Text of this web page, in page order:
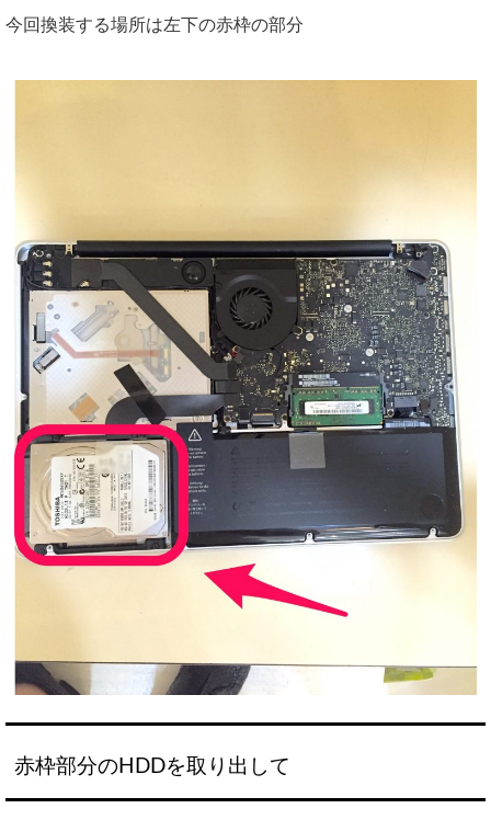
今回換装する場所は左下の赤枠の部分
赤枠部分のHDDを取り出して